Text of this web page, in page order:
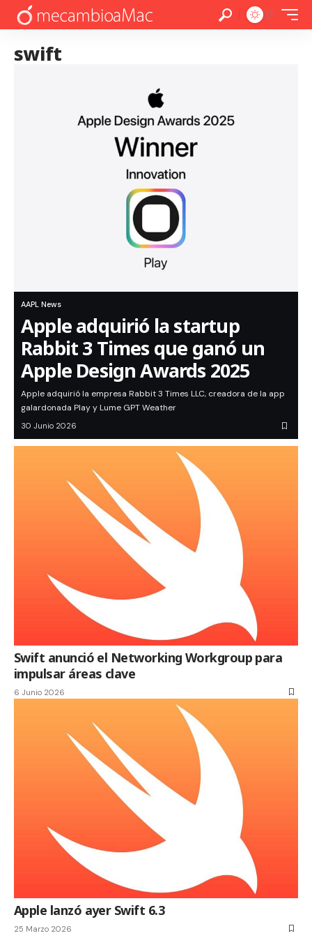
swift
AAPL News
Apple adquirió la startup
Rabbit 3 Times que ganó un
Apple Design Awards 2025
Apple adquirió la empresa Rabbit 3 Times LLC, creadora de la app
galardonada Play y Lume GPT Weather
30 Junio 2026
Swift anunció el Networking Workgroup para
impulsar áreas clave
6 Junio 2026
Apple lanzó ayer Swift 6.3
25 Marzo 2026